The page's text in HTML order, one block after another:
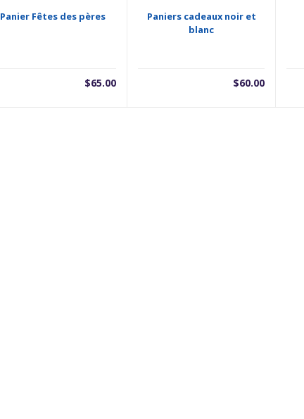
Panier Fêtes des pères
$65.00
Paniers cadeaux noir et
blanc
$60.00